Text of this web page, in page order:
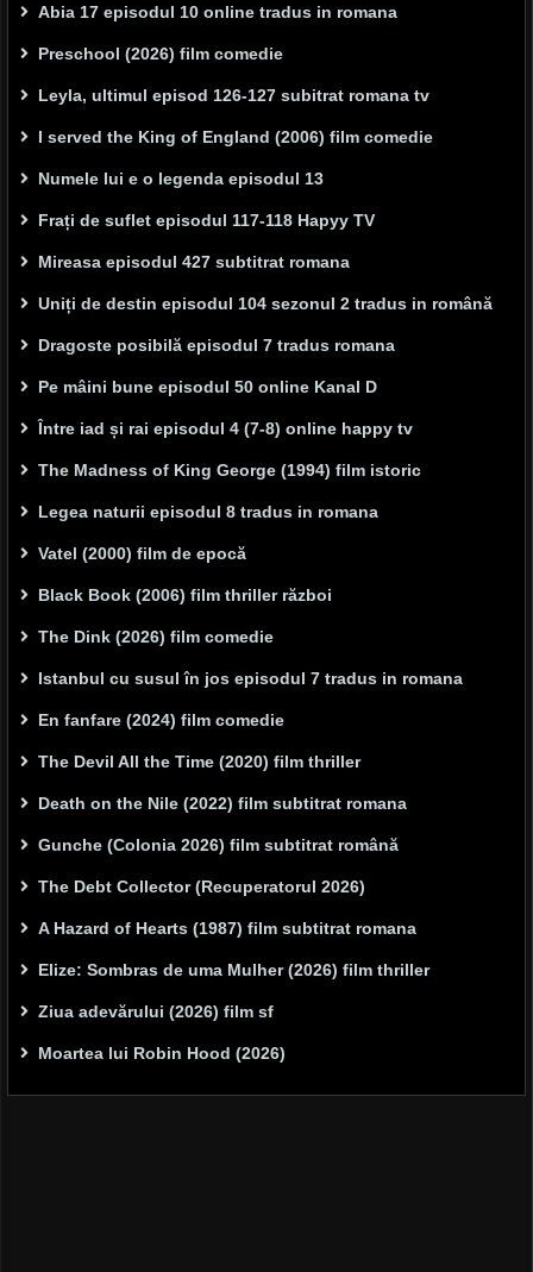
Abia 17 episodul 10 online tradus in romana
Preschool (2026) film comedie
Leyla, ultimul episod 126-127 subitrat romana tv
I served the King of England (2006) film comedie
Numele lui e o legenda episodul 13
Frați de suflet episodul 117-118 Hapyy TV
Mireasa episodul 427 subtitrat romana
Uniți de destin episodul 104 sezonul 2 tradus in română
Dragoste posibilă episodul 7 tradus romana
Pe mâini bune episodul 50 online Kanal D
Între iad și rai episodul 4 (7-8) online happy tv
The Madness of King George (1994) film istoric
Legea naturii episodul 8 tradus in romana
Vatel (2000) film de epocă
Black Book (2006) film thriller război
The Dink (2026) film comedie
Istanbul cu susul în jos episodul 7 tradus in romana
En fanfare (2024) film comedie
The Devil All the Time (2020) film thriller
Death on the Nile (2022) film subtitrat romana
Gunche (Colonia 2026) film subtitrat română
The Debt Collector (Recuperatorul 2026)
A Hazard of Hearts (1987) film subtitrat romana
Elize: Sombras de uma Mulher (2026) film thriller
Ziua adevărului (2026) film sf
Moartea lui Robin Hood (2026)